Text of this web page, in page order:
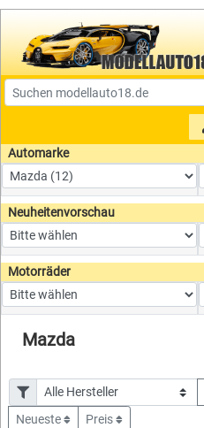
Automarke
Neuheitenvorschau
Motorräder
Mazda
Neueste
Preis